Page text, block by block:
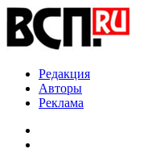
Редакция
Авторы
Реклама